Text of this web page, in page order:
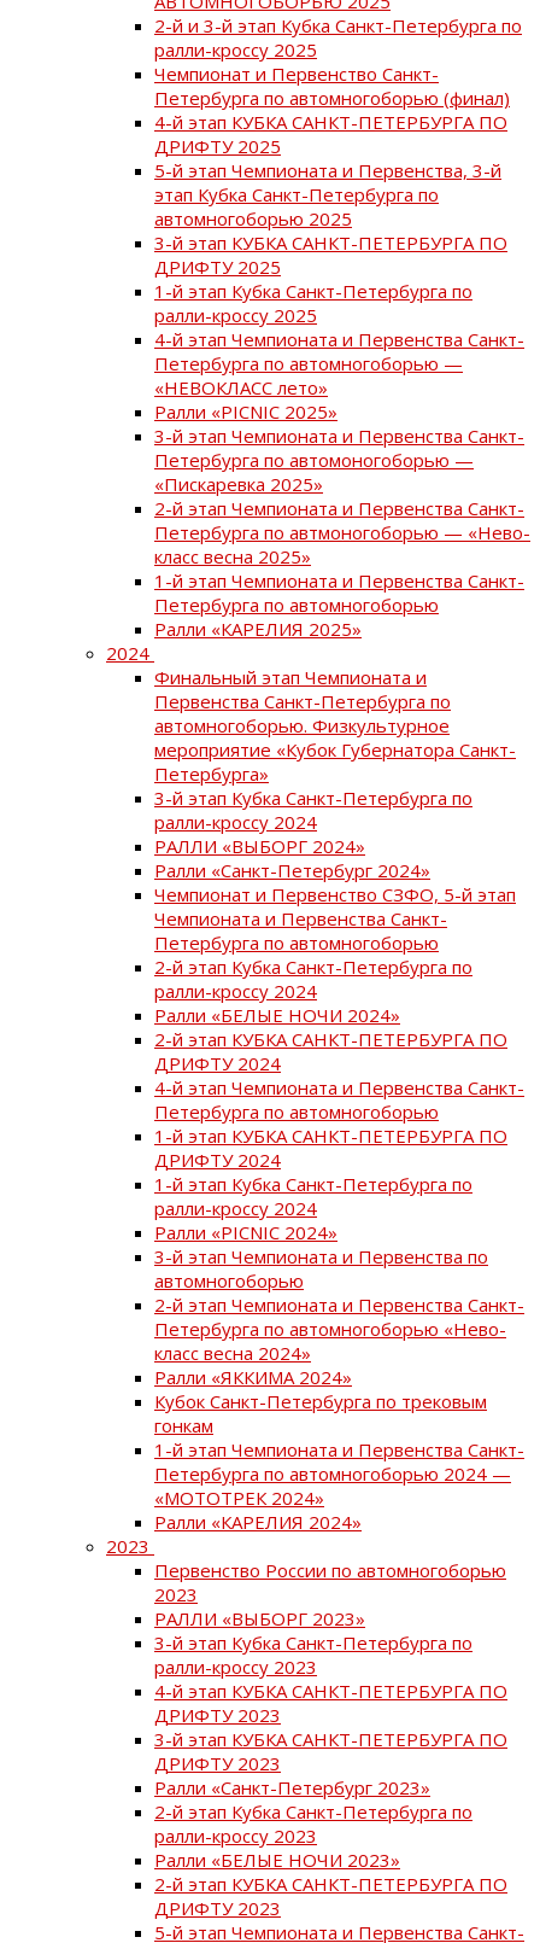
2-й и 3-й этап Кубка Санкт-Петербурга по
ралли-кроссу 2025
Чемпионат и Первенство Санкт-
Петербурга по автомногоборью (финал)
4-й этап КУБКА САНКТ-ПЕТЕРБУРГА ПО
ДРИФТУ 2025
5-й этап Чемпионата и Первенства, 3-й
этап Кубка Санкт-Петербурга по
автомногоборью 2025
3-й этап КУБКА САНКТ-ПЕТЕРБУРГА ПО
ДРИФТУ 2025
1-й этап Кубка Санкт-Петербурга по
ралли-кроссу 2025
4-й этап Чемпионата и Первенства Санкт-
Петербурга по автомногоборью —
«НЕВОКЛАСС лето»
Ралли «PICNIC 2025»
3-й этап Чемпионата и Первенства Санкт-
Петербурга по автомоногоборью —
«Пискаревка 2025»
2-й этап Чемпионата и Первенства Санкт-
Петербурга по автмоногоборью — «Нево-
класс весна 2025»
1-й этап Чемпионата и Первенства Санкт-
Петербурга по автомногоборью
Ралли «КАРЕЛИЯ 2025»
2024
Финальный этап Чемпионата и
Первенства Санкт-Петербурга по
автомногоборью. Физкультурное
мероприятие «Кубок Губернатора Санкт-
Петербурга»
3-й этап Кубка Санкт-Петербурга по
ралли-кроссу 2024
РАЛЛИ «ВЫБОРГ 2024»
Ралли «Санкт-Петербург 2024»
Чемпионат и Первенство СЗФО, 5-й этап
Чемпионата и Первенства Санкт-
Петербурга по автомногоборью
2-й этап Кубка Санкт-Петербурга по
ралли-кроссу 2024
Ралли «БЕЛЫЕ НОЧИ 2024»
2-й этап КУБКА САНКТ-ПЕТЕРБУРГА ПО
ДРИФТУ 2024
4-й этап Чемпионата и Первенства Санкт-
Петербурга по автомногоборью
1-й этап КУБКА САНКТ-ПЕТЕРБУРГА ПО
ДРИФТУ 2024
1-й этап Кубка Санкт-Петербурга по
ралли-кроссу 2024
Ралли «PICNIC 2024»
3-й этап Чемпионата и Первенства по
автомногоборью
2-й этап Чемпионата и Первенства Санкт-
Петербурга по автомногоборью «Нево-
класс весна 2024»
Ралли «ЯККИМА 2024»
Кубок Санкт-Петербурга по трековым
гонкам
1-й этап Чемпионата и Первенства Санкт-
Петербурга по автомногоборью 2024 —
«МОТОТРЕК 2024»
Ралли «КАРЕЛИЯ 2024»
2023
Первенство России по автомногоборью
2023
РАЛЛИ «ВЫБОРГ 2023»
3-й этап Кубка Санкт-Петербурга по
ралли-кроссу 2023
4-й этап КУБКА САНКТ-ПЕТЕРБУРГА ПО
ДРИФТУ 2023
3-й этап КУБКА САНКТ-ПЕТЕРБУРГА ПО
ДРИФТУ 2023
Ралли «Санкт-Петербург 2023»
2-й этап Кубка Санкт-Петербурга по
ралли-кроссу 2023
Ралли «БЕЛЫЕ НОЧИ 2023»
2-й этап КУБКА САНКТ-ПЕТЕРБУРГА ПО
ДРИФТУ 2023
5-й этап Чемпионата и Первенства Санкт-